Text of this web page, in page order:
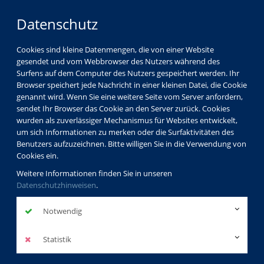
Datenschutz
Cookies sind kleine Datenmengen, die von einer Website
gesendet und vom Webbrowser des Nutzers während des
Surfens auf dem Computer des Nutzers gespeichert werden. Ihr
Browser speichert jede Nachricht in einer kleinen Datei, die Cookie
genannt wird. Wenn Sie eine weitere Seite vom Server anfordern,
sendet Ihr Browser das Cookie an den Server zurück. Cookies
wurden als zuverlässiger Mechanismus für Websites entwickelt,
um sich Informationen zu merken oder die Surfaktivitäten des
Benutzers aufzuzeichnen. Bitte willigen Sie in die Verwendung von
Cookies ein.
Weitere Informationen finden Sie in unseren
Datenschutzhinweisen.
Notwendig
Statistik
Programm
Gesundheit
Entspannung/Stressbewältigung
Yoga
Yoga